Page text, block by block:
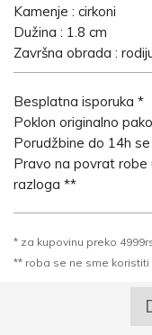
Kamenje : cirkoni
Dužina : 1.8 cm
Završna obrada :
Besplatna isporuka *
Poklon originalno
Porudžbine do 14h
Pravo na povrat robe
razloga **
* za kupovinu preko
** roba se ne sme koristiti